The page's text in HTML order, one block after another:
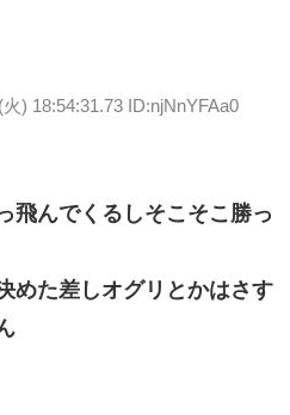
) 18:54:31.73 ID:njNnYFAa0
飛んでくるしそこそこ勝っ
めた差しオグリとかはさす